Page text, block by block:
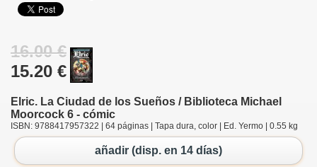
16.00 €
15.20 €
Elric. La Ciudad de los Sueños / Biblioteca Michael
Moorcock 6 - cómic
ISBN: 9788417957322 | 64 páginas | Tapa dura, color | Ed. Yermo | 0.55 kg
añadir (disp. en 14 días)